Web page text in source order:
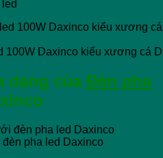
100W Daxinco kiểu xương cá
dạng của Đèn pha
pha led Daxinco